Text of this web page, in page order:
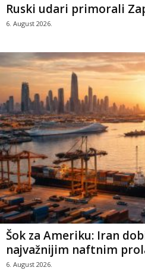
Ruski udari primorali
6. August 2026.
Šok za Ameriku: Iran
najvažnijim naftnim
6. August 2026.